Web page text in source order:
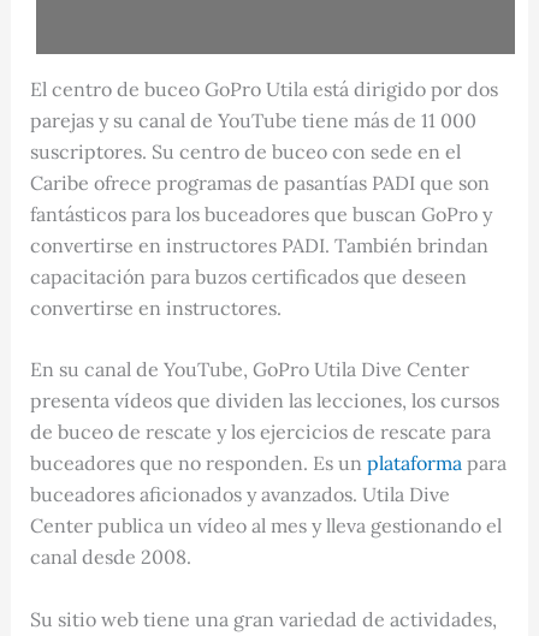
El centro de buceo GoPro Utila está dirigido por dos
parejas y su canal de YouTube tiene más de 11 000
suscriptores. Su centro de buceo con sede en el
Caribe ofrece programas de pasantías PADI que son
fantásticos para los buceadores que buscan GoPro y
convertirse en instructores PADI. También brindan
capacitación para buzos certificados que deseen
convertirse en instructores.
En su canal de YouTube, GoPro Utila Dive Center
presenta vídeos que dividen las lecciones, los cursos
de buceo de rescate y los ejercicios de rescate para
buceadores que no responden. Es un plataformapara
buceadores aficionados y avanzados. Utila Dive
Center publica un vídeo al mes y lleva gestionando el
canal desde 2008.
Su sitio web tiene una gran variedad de actividades,